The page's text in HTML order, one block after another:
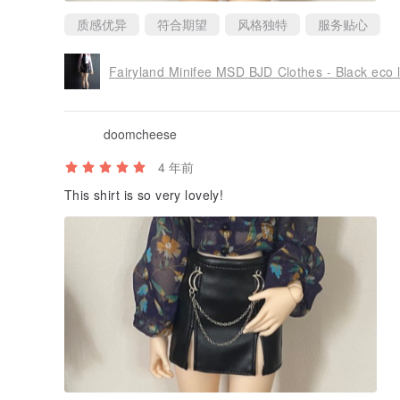
质感优异 符合期望 风格独特 服务贴心
Fairyland Minifee MSD BJD Clothes - Black eco
doomcheese
4 年前
This shirt is so very lovely!